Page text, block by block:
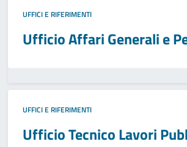
UFFICI E RIFERIMENTI
Ufficio Affari Generali e
UFFICI E RIFERIMENTI
Ufficio Tecnico Lavori